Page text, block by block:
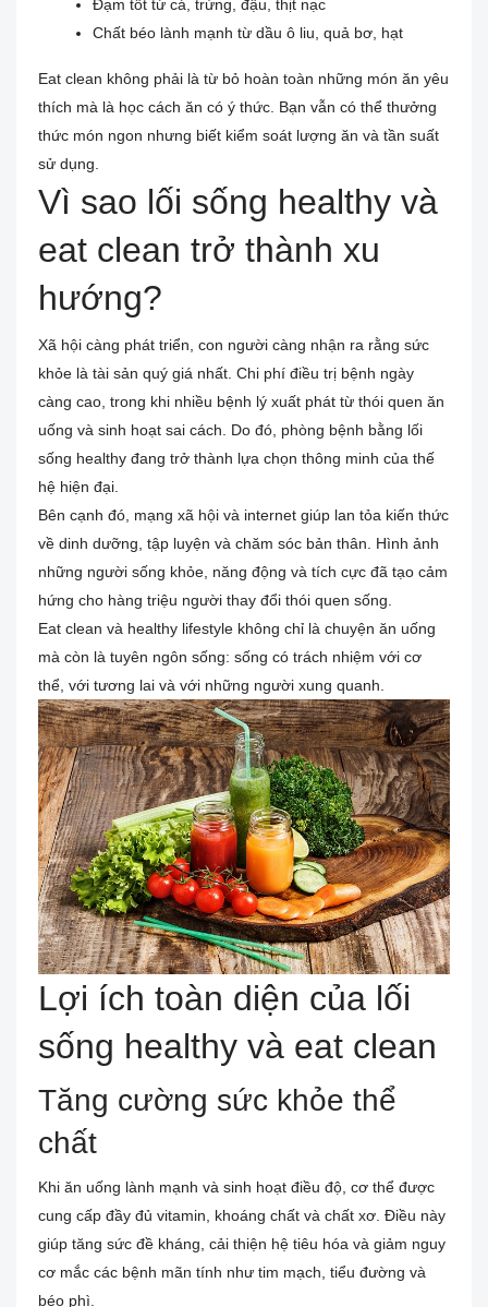
Đạm tốt từ cá, trứng, đậu, thịt nạc
Chất béo lành mạnh từ dầu ô liu, quả bơ, hạt
Eat clean không phải là từ bỏ hoàn toàn những món ăn yêu
thích mà là học cách ăn có ý thức. Bạn vẫn có thể thưởng
thức món ngon nhưng biết kiểm soát lượng ăn và tần suất
sử dụng.
Vì sao lối sống healthy và
eat clean trở thành xu
hướng?
Xã hội càng phát triển, con người càng nhận ra rằng sức
khỏe là tài sản quý giá nhất. Chi phí điều trị bệnh ngày
càng cao, trong khi nhiều bệnh lý xuất phát từ thói quen ăn
uống và sinh hoạt sai cách. Do đó, phòng bệnh bằng lối
sống healthy đang trở thành lựa chọn thông minh của thế
hệ hiện đại.
Bên cạnh đó, mạng xã hội và internet giúp lan tỏa kiến thức
về dinh dưỡng, tập luyện và chăm sóc bản thân. Hình ảnh
những người sống khỏe, năng động và tích cực đã tạo cảm
hứng cho hàng triệu người thay đổi thói quen sống.
Eat clean và healthy lifestyle không chỉ là chuyện ăn uống
mà còn là tuyên ngôn sống: sống có trách nhiệm với cơ
thể, với tương lai và với những người xung quanh.
Lợi ích toàn diện của lối
sống healthy và eat clean
Tăng cường sức khỏe thể
chất
Khi ăn uống lành mạnh và sinh hoạt điều độ, cơ thể được
cung cấp đầy đủ vitamin, khoáng chất và chất xơ. Điều này
giúp tăng sức đề kháng, cải thiện hệ tiêu hóa và giảm nguy
cơ mắc các bệnh mãn tính như tim mạch, tiểu đường và
béo phì.